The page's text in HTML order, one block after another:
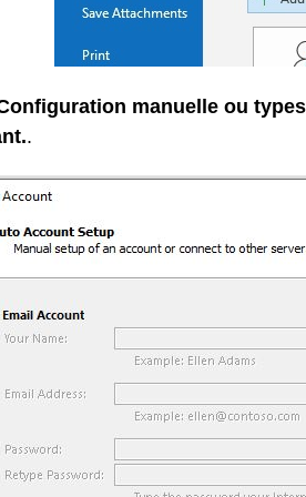
manuelle ou
.